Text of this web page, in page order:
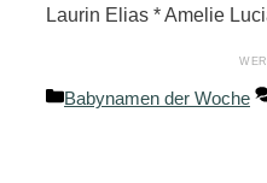
Laurin Elias * Amelie
Kategorien
Babynamen der Woche